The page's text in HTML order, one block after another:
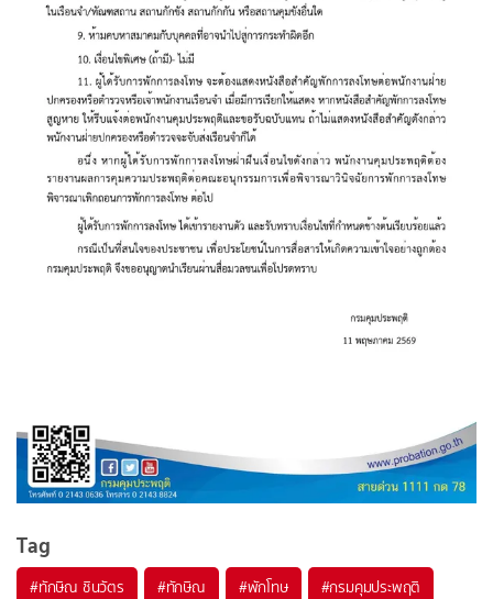
Tag
#ทักษิณ ชินวัตร #ทักษิณ #พักโทษ #กรมคุมประพฤติ